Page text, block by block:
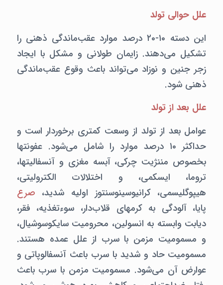
علل حوالی تولد
این دسته ۱۰-۲۰ درصد موارد عقب‌ماندگی ذهنی را
تشکیل می‌دهند. زایمان طولانی و مشکل با ایجاد
زجر جنین و نوزاد می‌تواند باعث وقوع عقب‌ماندگی
ذهنی شود.
علل بعد از تولد
عوامل بعد از تولد از وسعت کمتری برخوردار است و
حداکثر ۱۰ درصد موارد را شامل می‌شود. عفونتها
بخصوص مننژیت چرکی،‌ آبسه مغزی و آنسفالیتها،‌
تروما،‌ ایسکمی،‌ و اختلالات الکترولیتی،
هیپوگلیسمی،‌ کرانیوسینوسنتوز اولیه شدید،‌ صرع
پایا،‌ آلودگی به کرمهای قلاب‌دار،‌ سوءتغذیه،‌ فقر،‌
دیابت وابسته به انسولین، محرومیت سایکوسوشیال،
و مسمومیت مزمن با سرب از علل عمده هستند.
مسمومیت حاد و شدید با سرب باعث آنسفالوپاتی و
عوارض آن می‌شود. مسمومیت مزمن با سرب باعث